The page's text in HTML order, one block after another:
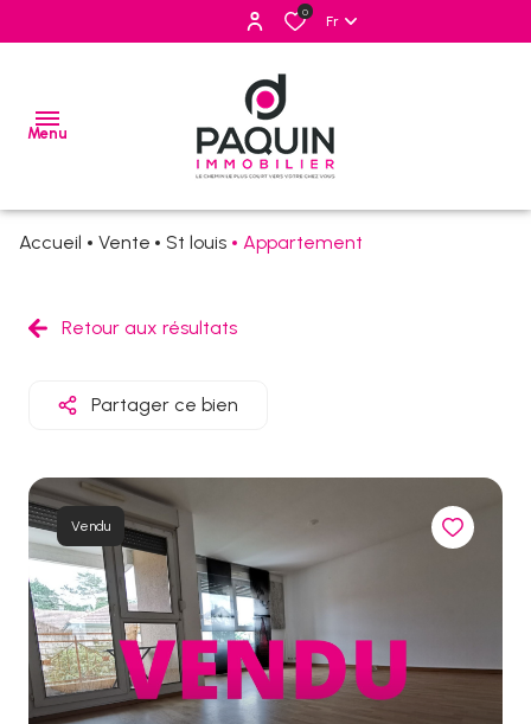
0
Fr
Menu
mail
biens
vendus
Accueil Vente St louis Appartement
Retour aux résultats
Partager ce bien
Vendu